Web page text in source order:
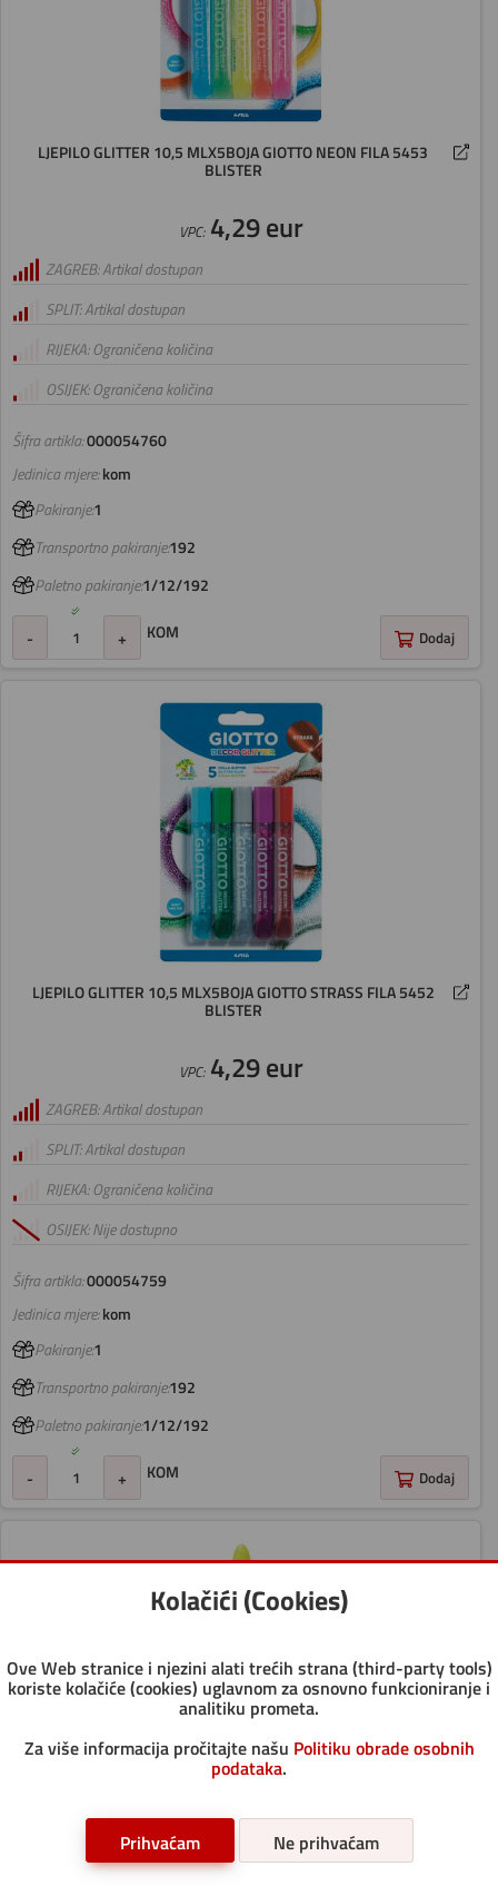
LJEPILO GLITTER 10,5 MLX5BOJA GIOTTO NEON FILA 5453
BLISTER
Šifra artikla:000054760
VPC:4,29 eur
ZAGREB: Artikal dostupan
SPLIT: Artikal dostupan
RIJEKA: Ograničena količina
OSIJEK: Ograničena količina
Jedinica mjere:kom
Pakiranje:1
Transportno pakiranje:192
Paletno pakiranje:1/12/192
- + KOM Dodaj
LJEPILO GLITTER 10,5 MLX5BOJA GIOTTO STRASS FILA 5452
BLISTER
Šifra artikla:000054759
VPC:4,29 eur
ZAGREB: Artikal dostupan
SPLIT: Artikal dostupan
RIJEKA: Ograničena količina
OSIJEK: Nije dostupno
Jedinica mjere:kom
Pakiranje:1
Transportno pakiranje:192
Paletno pakiranje:1/12/192
- + KOM Dodaj
LJEPILO GLITTER GLUE 177 ML UHU CRVENO
Kolačići (Cookies)
Ove Web stranice i njezini alati trećih strana (third-party tools)
koriste kolačiće (cookies) uglavnom za osnovno funkcioniranje i
analitiku prometa.
Za više informacija pročitajte našu Politiku obrade osobnih
podataka.
Prihvaćam Ne prihvaćam